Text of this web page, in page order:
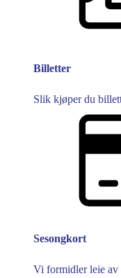
Billetter
Slik kjøper du
Sesongkort
Vi formidler leie av